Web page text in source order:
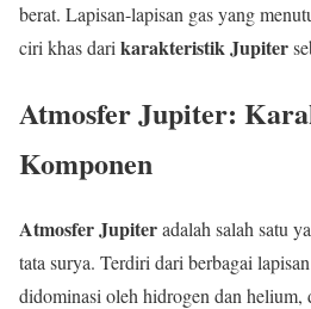
berat. Lapisan-lapisan gas yang
ciri khas dari karakteristik Jupiter
Atmosfer Jupiter:
Komponen
Atmosfer Jupiteradalah salah satu
tata surya. Terdiri dari berbagai
didominasi oleh hidrogen dan helium,